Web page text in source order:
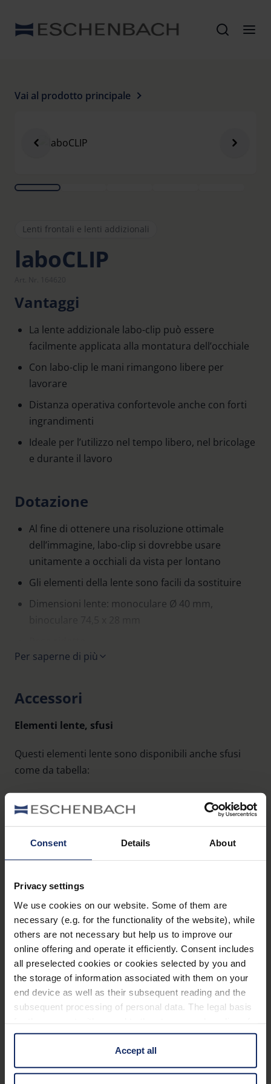
Consent Details About
Privacy settings
We use cookies on our website. Some of them are
necessary (e.g. for the functionality of the website), while
others are not necessary but help us to improve our
online offering and operate it efficiently. Consent includes
all preselected cookies or cookies selected by you and
the storage of information associated with them on your
end device as well as their subsequent reading and the
subsequent processing of personal data. The legal basis
information is Art. 25 para. 1 TDDDG and with regard to
the processing of personal data Art. 6 para. 1 lit. a
GDPR. We also use cookies from third-party providers.
Accept all
Vai al prodotto principale
Lenti frontali e lenti addizionali
laboCLIP
Vantaggi
La lente addizionale labo-clip può essere
facilmente applicata alla montatura dell’occhiale
Con labo-clip le mani rimangono libere per
lavorare
Distanza operativa confortevole anche con forti
ingrandimenti
Ideale per l’utilizzo nel tempo libero, nel bricolage
e durante il lavoro
Dotazione
Al fine di ottenere una risoluzione ottimale
dell’immagine, labo-clip si dovrebbe usare
unitamente a occhiali da vista per lontano
Gli elementi della lente sono facili da sostituire
Dimensioni lente: monoculare Ø 40 mm,
Clip in vetroresina
Per saperne di più
Accessori
Elementi lente, sfusi
Questi elementi lente sono disponibili anche sfusi
come da tabella:
Articolo Lente Ingrandimento
Distanza
operativa
circa
16451 binoculare 2,0 x* / 2,5 dpt
mm**
16452 binoculare 2,5 x* / 5,0 dpt 180 mm
16453 binoculare
3,0 x* / 7,75
dpt
130 mm
dpt
16457 monoculare
7,0 x* / 28,0
dpt
32 mm